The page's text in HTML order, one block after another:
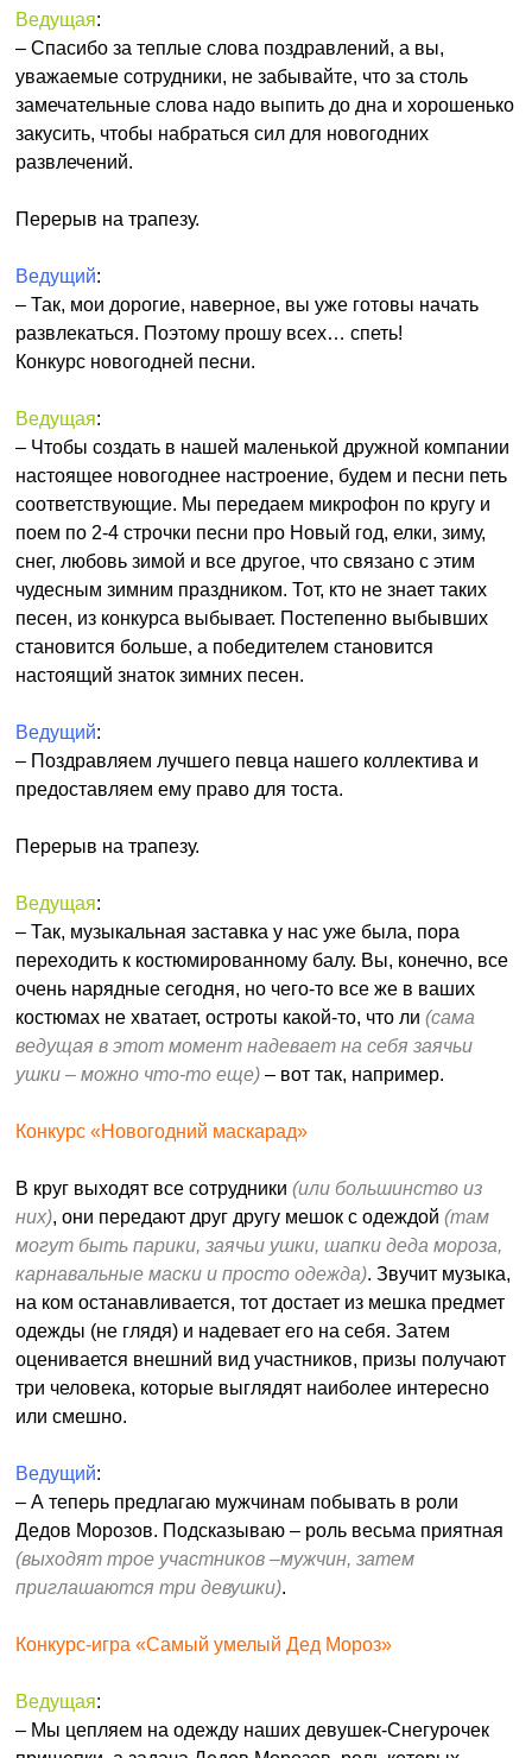
Ведущая:
– Спасибо за теплые слова поздравлений, а вы,
уважаемые сотрудники, не забывайте, что за столь
замечательные слова надо выпить до дна и хорошенько
закусить, чтобы набраться сил для новогодних
развлечений.
Перерыв на трапезу.
Ведущий:
– Так, мои дорогие, наверное, вы уже готовы начать
развлекаться. Поэтому прошу всех… спеть!
Конкурс новогодней песни.
Ведущая:
– Чтобы создать в нашей маленькой дружной компании
настоящее новогоднее настроение, будем и песни петь
соответствующие. Мы передаем микрофон по кругу и
поем по 2-4 строчки песни про Новый год, елки, зиму,
снег, любовь зимой и все другое, что связано с этим
чудесным зимним праздником. Тот, кто не знает таких
песен, из конкурса выбывает. Постепенно выбывших
становится больше, а победителем становится
настоящий знаток зимних песен.
Ведущий:
– Поздравляем лучшего певца нашего коллектива и
предоставляем ему право для тоста.
Перерыв на трапезу.
Ведущая:
– Так, музыкальная заставка у нас уже была, пора
переходить к костюмированному балу. Вы, конечно, все
очень нарядные сегодня, но чего-то все же в ваших
костюмах не хватает, остроты какой-то, что ли (сама
ведущая в этот момент надевает на себя заячьи
ушки – можно что-то еще) – вот так, например.
Конкурс «Новогодний маскарад»
В круг выходят все сотрудники(или большинство из
них), они передают друг другу мешок с одеждой(там
могут быть парики, заячьи ушки, шапки деда мороза,
карнавальные маски и просто одежда). Звучит музыка,
на ком останавливается, тот достает из мешка предмет
одежды (не глядя) и надевает его на себя. Затем
оценивается внешний вид участников, призы получают
три человека, которые выглядят наиболее интересно
или смешно.
Ведущий:
– А теперь предлагаю мужчинам побывать в роли
Дедов Морозов. Подсказываю – роль весьма приятная
(выходят трое участников –мужчин, затем
приглашаются три девушки).
Конкурс-игра «Самый умелый Дед Мороз»
Ведущая:
– Мы цепляем на одежду наших девушек-Снегурочек